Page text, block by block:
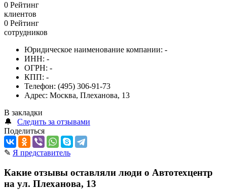
0 Рейтинг
клиентов
0 Рейтинг
сотрудников
Юридическое наименование компании: -
ИНН: -
ОГРН: -
КПП: -
Телефон: (495) 306-91-73
Адрес: Москва, Плеханова, 13
В закладки
🔔
Следить за отзывами
Поделиться
✎ Я представитель
Какие отзывы оставляли люди о Автотехцентр
на ул. Плеханова, 13